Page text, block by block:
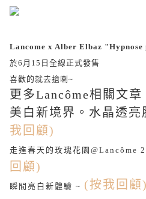
Lancome x Alber Elbaz "Hypnose
於6月15日全線正式發售
喜歡的就去搶喇~
更多Lancôme相關文章
美白新境界。水晶透亮
我回顧)
走進春天的玫瑰花園@Lancôme
回顧)
瞬間亮白新體驗 ~ (按我回顧)